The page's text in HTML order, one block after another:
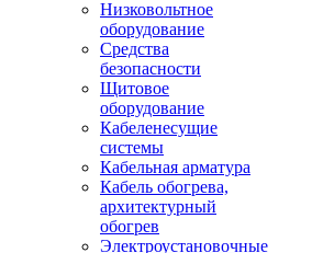
Низковольтное
оборудование
Средства
безопасности
Щитовое
оборудование
Кабеленесущие
системы
Кабельная арматура
Кабель обогрева,
архитектурный
обогрев
Электроустановочные